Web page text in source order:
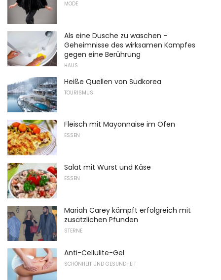
MODE
Als eine Dusche zu waschen -
Geheimnisse des wirksamen Kampfes
gegen eine Berührung
HAUS
Heiße Quellen von Südkorea
TOURISMUS
Fleisch mit Mayonnaise im Ofen
ESSEN
Salat mit Wurst und Käse
ESSEN
Mariah Carey kämpft erfolgreich mit
zusätzlichen Pfunden
STERNE
Anti-Cellulite-Gel
SCHÖNHEIT UND GESUNDHEIT